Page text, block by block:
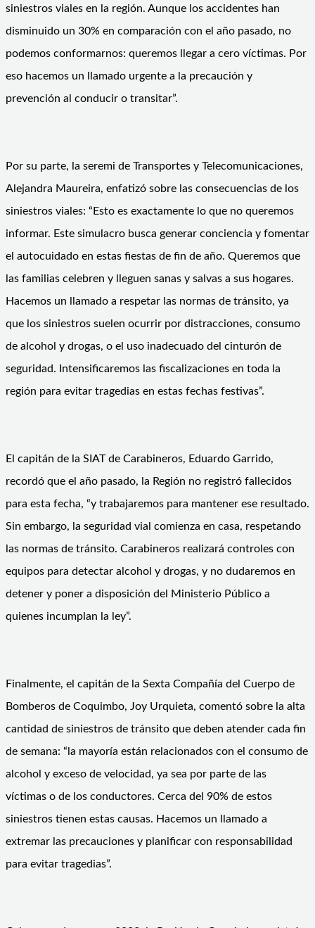
siniestros viales en la región. Aunque los accidentes han
disminuido un 30% en comparación con el año pasado, no
podemos conformarnos: queremos llegar a cero víctimas. Por
eso hacemos un llamado urgente a la precaución y
prevención al conducir o transitar”.
Por su parte, la seremi de Transportes y Telecomunicaciones,
Alejandra Maureira, enfatizó sobre las consecuencias de los
siniestros viales: “Esto es exactamente lo que no queremos
informar. Este simulacro busca generar conciencia y fomentar
el autocuidado en estas fiestas de fin de año. Queremos que
las familias celebren y lleguen sanas y salvas a sus hogares.
Hacemos un llamado a respetar las normas de tránsito, ya
que los siniestros suelen ocurrir por distracciones, consumo
de alcohol y drogas, o el uso inadecuado del cinturón de
seguridad. Intensificaremos las fiscalizaciones en toda la
región para evitar tragedias en estas fechas festivas”.
El capitán de la SIAT de Carabineros, Eduardo Garrido,
recordó que el año pasado, la Región no registró fallecidos
para esta fecha, “y trabajaremos para mantener ese resultado.
Sin embargo, la seguridad vial comienza en casa, respetando
las normas de tránsito. Carabineros realizará controles con
equipos para detectar alcohol y drogas, y no dudaremos en
detener y poner a disposición del Ministerio Público a
quienes incumplan la ley”.
Finalmente, el capitán de la Sexta Compañía del Cuerpo de
Bomberos de Coquimbo, Joy Urquieta, comentó sobre la alta
cantidad de siniestros de tránsito que deben atender cada fin
de semana: “la mayoría están relacionados con el consumo de
alcohol y exceso de velocidad, ya sea por parte de las
víctimas o de los conductores. Cerca del 90% de estos
siniestros tienen estas causas. Hacemos un llamado a
extremar las precauciones y planificar con responsabilidad
para evitar tragedias”.